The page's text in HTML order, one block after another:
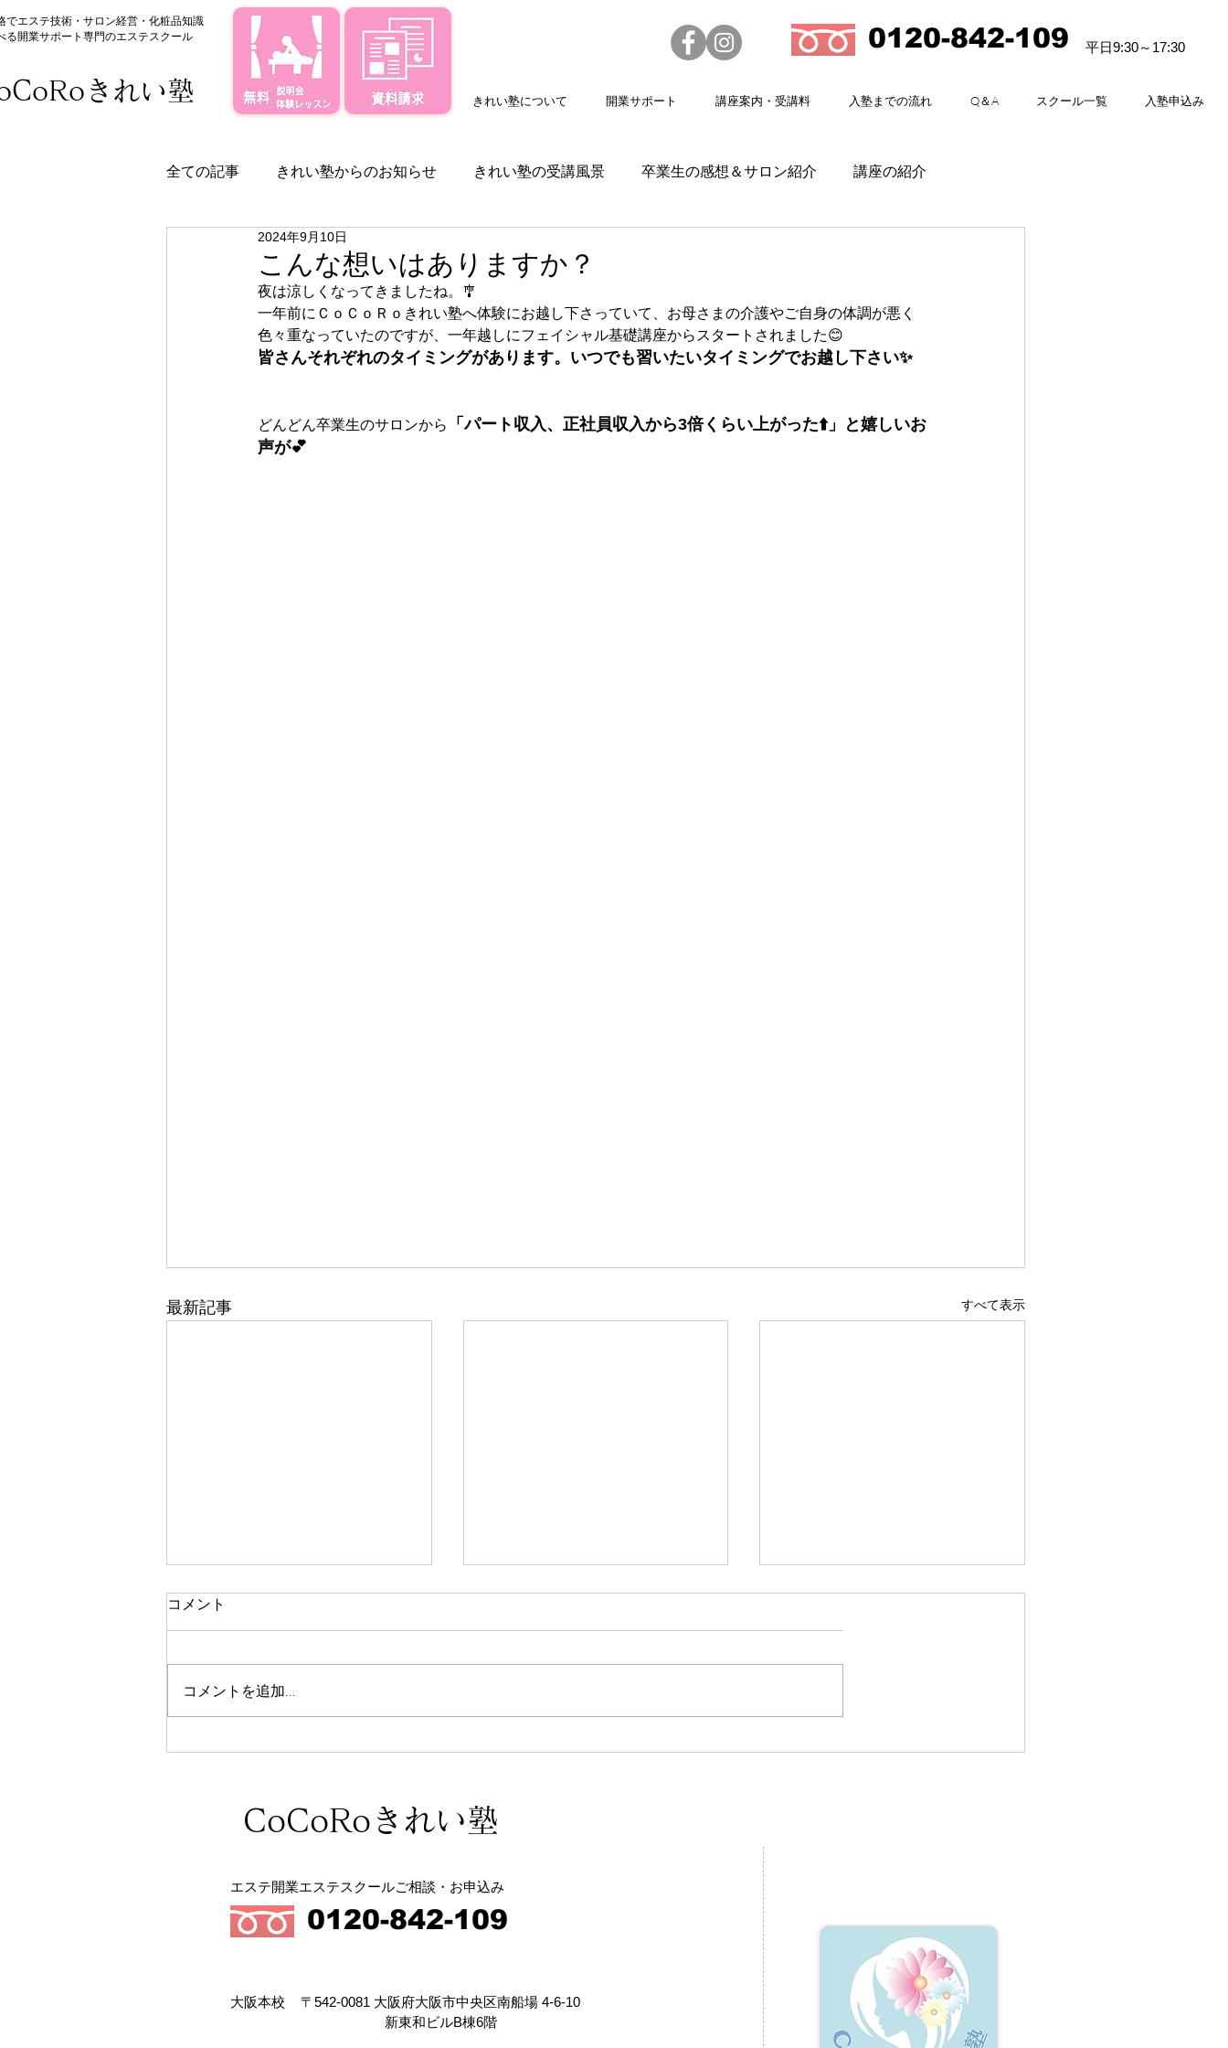
でエステ技術・サロン経営・化粧品知識
る​開業サポート専門のエステスクール
きれい塾
平日9:30～17:30
0120-842-109
きれい塾について 開業サポート 講座案内・受講料 入塾までの流れ Q＆A スクール一覧 入塾申込み
全ての記事 きれい塾からのお知らせ きれい塾の受講風景 卒業生の感想＆サロン紹介 講座の紹介
きれい塾のサポート体制
こんな想いはありますか？
2024年9月10日
夜は涼しくなってきましたね。🎐
一年前にＣｏＣｏＲｏきれい塾へ体験にお越し下さっていて、お母さまの介護やご自身の体調が悪く
色々重なっていたのですが、一年越しにフェイシャル基礎講座からスタートされました😊
皆さんそれぞれのタイミングがあります。いつでも習いたいタイミングでお越し下さい✨
どんどん卒業生のサロンから
「パート収入、正社員収入から3倍くらい上がった⬆️」と嬉しいお
声が💕
最新記事 すべて表示
各種資料ダウンロード
コメント
コメントを追加…
CoCoRoきれい塾
エステ開業エステスクールご相談・お申込み
0120-842-109
大阪本校
〒542-0081 大阪府大阪市中央区南船場 4-6-10
新東和ビルB棟6階